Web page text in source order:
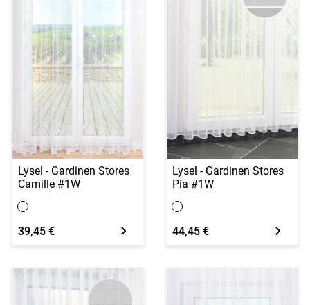
Lysel - Gardinen Stores
Camille #1W
39,45 €
Lysel - Gardinen Stores
Pia #1W
44,45 €